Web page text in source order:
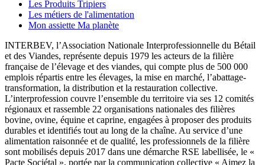
Les Produits Tripiers
Les métiers de l'alimentation
Mon assiette Ma planète
INTERBEV, l’Association Nationale Interprofessionnelle du Bétail
et des Viandes, représente depuis 1979 les acteurs de la filière
française de l’élevage et des viandes, qui compte plus de 500 000
emplois répartis entre les élevages, la mise en marché, l’abattage-
transformation, la distribution et la restauration collective.
L’interprofession couvre l’ensemble du territoire via ses 12 comités
régionaux et rassemble 22 organisations nationales des filières
bovine, ovine, équine et caprine, engagées à proposer des produits
durables et identifiés tout au long de la chaîne. Au service d’une
alimentation raisonnée et de qualité, les professionnels de la filière
sont mobilisés depuis 2017 dans une démarche RSE labellisée, le «
Pacte Sociétal », portée par la communication collective « Aimez la